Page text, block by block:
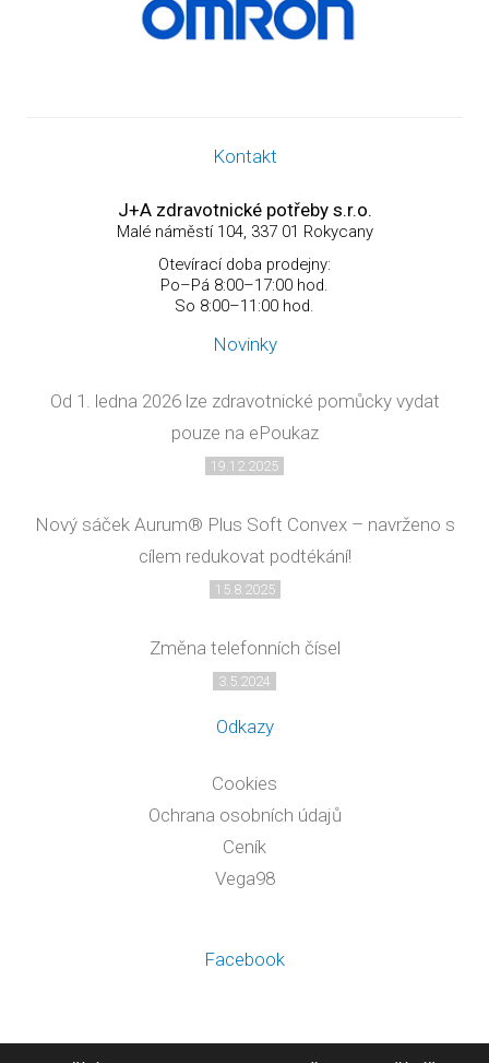
Kontakt
J+A zdravotnické potřeby s.r.o.
Malé náměstí 104, 337 01 Rokycany
Otevírací doba prodejny:
Po–Pá 8:00–17:00 hod.
So 8:00–11:00 hod.
Novinky
Od 1. ledna 2026 lze zdravotnické pomůcky vydat
pouze na ePoukaz
19.12.2025
Nový sáček Aurum® Plus Soft Convex – navrženo s
cílem redukovat podtékání!
15.8.2025
Změna telefonních čísel
3.5.2024
Odkazy
Cookies
Ochrana osobních údajů
Ceník
Vega98
Facebook